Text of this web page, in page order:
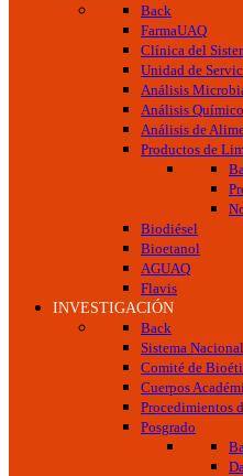
Back
FarmaUAQ
Clínica del
Unidad de
Análisis
Análisis
Análisis de
Productos de
Biodiésel
Bioetanol
AGUAQ
Flavis
INVESTIGACIÓN
Back
Sistema
Comité de
Cuerpos
Procedimientos
Posgrado